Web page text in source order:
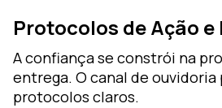
Protocolos de Ação e
A confiança se constrói na
entrega. O canal de ouvidoria
protocolos claros.